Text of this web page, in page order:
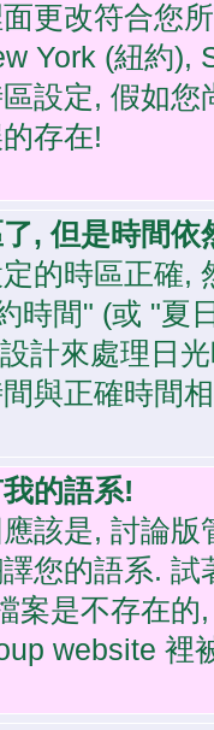
更改符合您
York (紐約),
設定, 假如
存在!
, 但是時間依
的時區正確,
時間" (或 "夏
計來處理日
與正確時間
的語系!
該是, 討論
您的語系.
案是不存在
website 裡